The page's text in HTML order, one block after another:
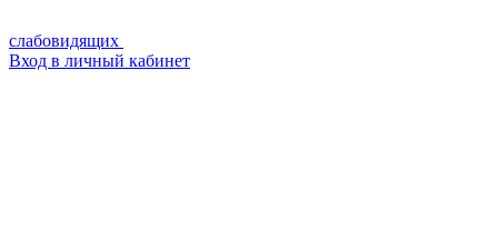
слабовидящих
Вход в личный кабинет